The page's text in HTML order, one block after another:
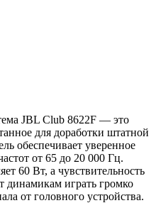
JBL Club 8622F — это
для доработки штатной
обеспечивает уверенное
от 65 до 20 000 Гц.
60 Вт, а чувствительность
динамикам играть громко
от головного устройства.